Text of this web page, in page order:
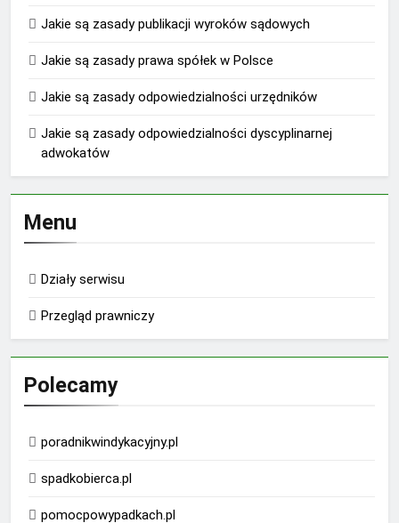
Jakie są zasady publikacji wyroków sądowych
Jakie są zasady prawa spółek w Polsce
Jakie są zasady odpowiedzialności urzędników
Jakie są zasady odpowiedzialności dyscyplinarnej
adwokatów
Menu
Działy serwisu
Przegląd prawniczy
Polecamy
poradnikwindykacyjny.pl
spadkobierca.pl
pomocpowypadkach.pl